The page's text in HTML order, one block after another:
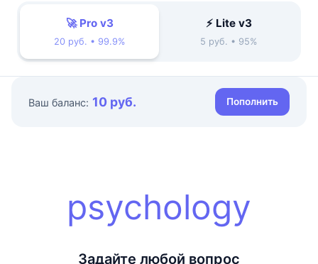
🚀 Pro v3
20 руб. • 99.9%
⚡ Lite v3
5 руб. • 95%
Ваш баланс: 10 руб. Пополнить
psychology
Задайте любой вопрос